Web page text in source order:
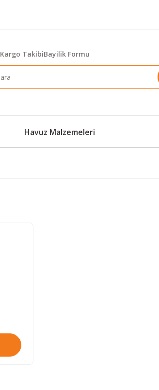
Kargo TakibiBayilik Formu
Havuz Malzemeleri